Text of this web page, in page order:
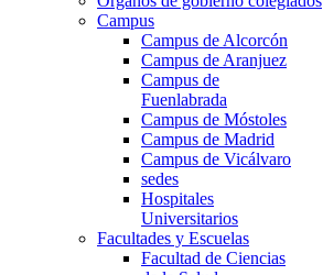
Campus
Campus de Alcorcón
Campus de Aranjuez
Campus de
Fuenlabrada
Campus de Móstoles
Campus de Madrid
Campus de Vicálvaro
sedes
Hospitales
Universitarios
Facultades y Escuelas
Facultad de Ciencias